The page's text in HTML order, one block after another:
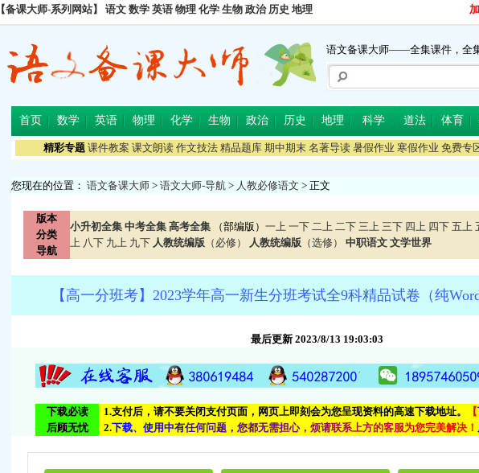
【备课大师-系列网站】 语文 数学 英语 物理 化学 生物 政治 历史 地理
语文备课大师——全集课件，全
首页 数学 英语 物理 化学 生物 政治 历史 地理 科学 道法 体育
精彩专题 课件教案 课文朗读 作文技法 精品题库 期中期末 名著导读 暑假作业 寒假作业 免费专
您现在的位置： 语文备课大师 > 语文大师-导航 > 人教必修语文 > 正文
版本
分类
导航
小升初全集 中考全集 高考全集 （部编版） 一上 一下 二上 二下 三上 三下 四上 四下 五上
上 八下 九上 九下 人教统编版 （必修） 人教统编版 （选修） 中职语文 文学世界
【高一分班考】2023学年高一新生分班考试全9科精品试卷（纯
最后更新 2023/8/13 19:03:03
下载必读
后顾无忧
1.支付后，请不要关闭支付页面，网页上即刻会为您呈现资料的高速下载地址。 【
2.下载、 使用中有任何问题 ， 您都无需担心， 烦请联系上方的客服为您完美解决 ！